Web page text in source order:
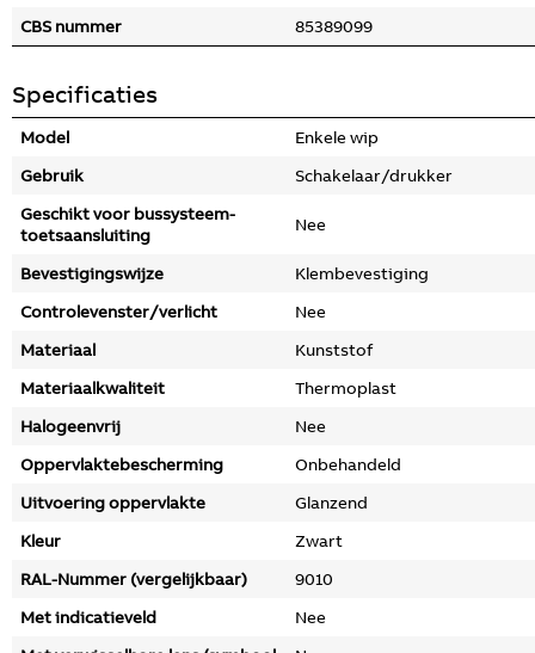
CBS nummer
85389099
Specificaties
Model
Enkele wip
Gebruik
Schakelaar/drukker
Geschikt voor bussysteem-
toetsaansluiting
Nee
Bevestigingswijze
Klembevestiging
Controlevenster/verlicht
Nee
Materiaal
Kunststof
Materiaalkwaliteit
Thermoplast
Halogeenvrij
Nee
Oppervlaktebescherming
Onbehandeld
Uitvoering oppervlakte
Glanzend
Kleur
Zwart
RAL-Nummer (vergelijkbaar)
9010
Met indicatieveld
Nee